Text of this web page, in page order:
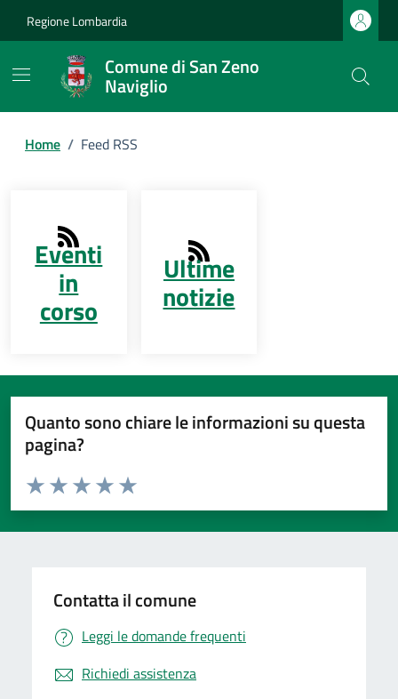
Regione Lombardia
Comune di San Zeno
Naviglio
Home / Feed RSS
Eventi
in
corso
Ultime
notizie
Quanto sono chiare le informazioni su questa
pagina?
Valuta da 1 a 5 stelle la pagina
Valuta 5 stelle su 5
Valuta 4 stelle su 5
Valuta 3 stelle su 5
Valuta 2 stelle su 5
Valuta 1 stelle su 5
Contatta il comune
Leggi le domande frequenti
Richiedi assistenza